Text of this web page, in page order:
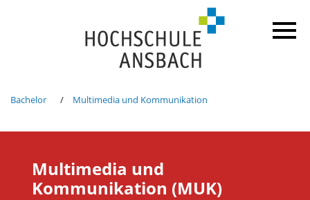
Bachelor Multimedia und Kommunikation
Multimedia und
Kommunikation (MUK)